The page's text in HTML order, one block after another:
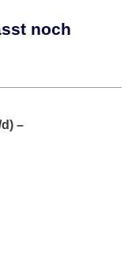
noch
–